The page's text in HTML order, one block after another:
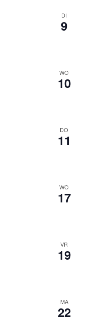
DI
9
WO
10
DO
11
WO
17
VR
19
MA
22